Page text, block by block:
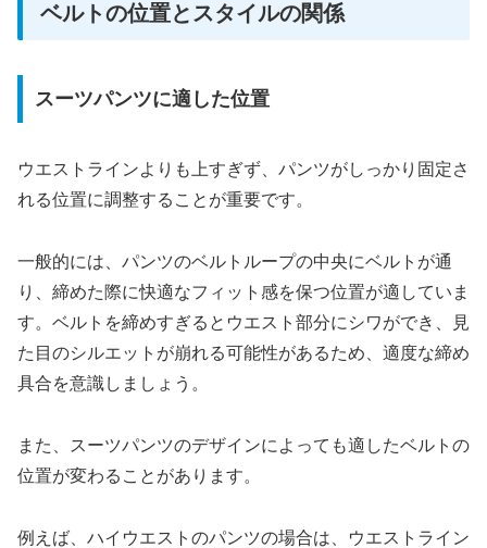
ベルトの位置とスタイルの関係
スーツパンツに適した位置
ウエストラインよりも上すぎず、パンツがしっかり固定さ
れる位置に調整することが重要です。
一般的には、パンツのベルトループの中央にベルトが通
り、締めた際に快適なフィット感を保つ位置が適していま
す。ベルトを締めすぎるとウエスト部分にシワができ、見
た目のシルエットが崩れる可能性があるため、適度な締め
具合を意識しましょう。
また、スーツパンツのデザインによっても適したベルトの
位置が変わることがあります。
例えば、ハイウエストのパンツの場合は、ウエストライン